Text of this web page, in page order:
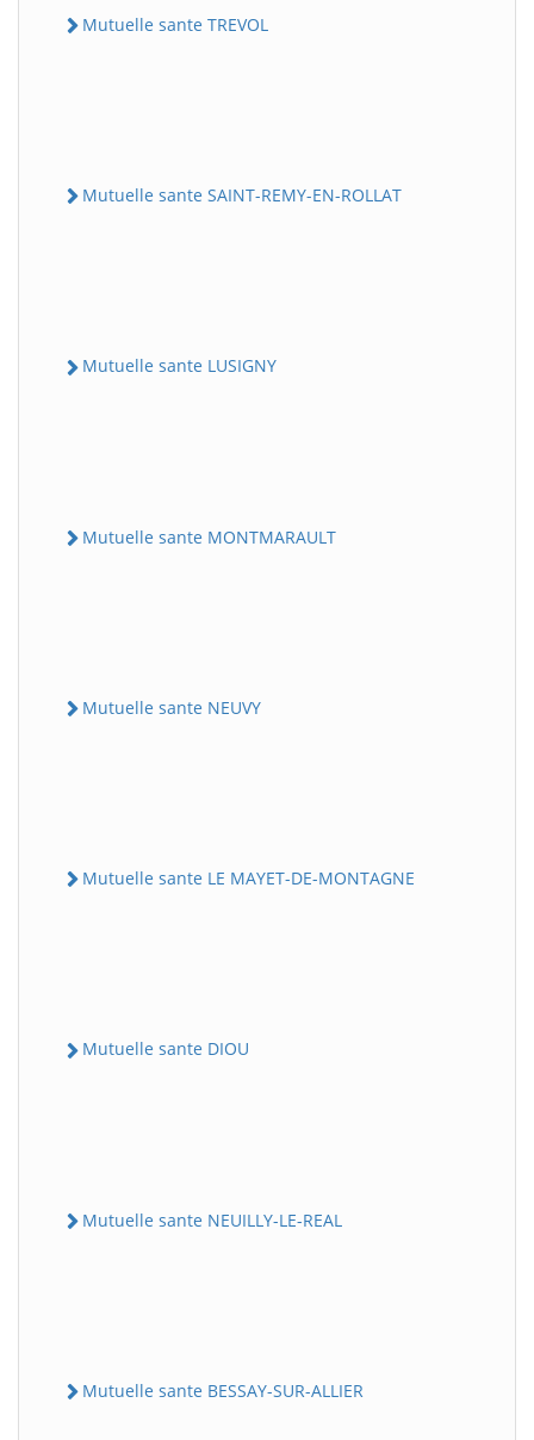
Mutuelle sante TREVOL
Mutuelle sante SAINT-REMY-EN-ROLLAT
Mutuelle sante LUSIGNY
Mutuelle sante MONTMARAULT
Mutuelle sante NEUVY
Mutuelle sante LE MAYET-DE-MONTAGNE
Mutuelle sante DIOU
Mutuelle sante NEUILLY-LE-REAL
Mutuelle sante BESSAY-SUR-ALLIER